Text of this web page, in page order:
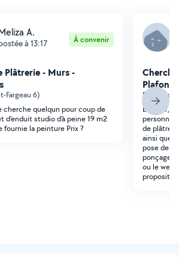
A.
à 13:17 À convenir
Plâtrerie - Murs -
Fargeau 6)
cherche quelqun pour coup de
d'enduit studio d'à peine 19 m2
fournie la peinture Prix ?
Plafonds
Paris
Bonjour,
personne
de plâtre
ainsi que
pose des
ponçage.
ou le